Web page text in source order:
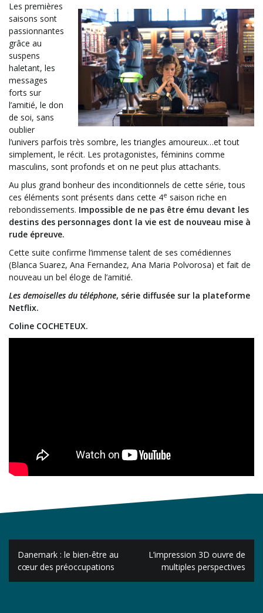
Les premières
saisons sont
passionnantes
grâce au
suspens
haletant, les
messages
forts sur
l’amitié, le don
de soi, sans
oublier
l’univers parfois très sombre, les triangles amoureux…et tout
simplement, le récit. Les protagonistes, féminins comme
masculins, sont profonds et on ne peut plus attachants.
Au plus grand bonheur des inconditionnels de cette série, tous
ces éléments sont présents dans cette 4e saison riche en
rebondissements. Impossible de ne pas être ému devant les
destins des personnages dont la vie est de nouveau mise à
rude épreuve.
Cette suite confirme l’immense talent de ses comédiennes
(Blanca Suarez, Ana Fernandez, Ana Maria Polvorosa) et fait de
nouveau un bel éloge de l’amitié.
Les demoiselles du téléphone, série diffusée sur la plateforme
Netflix.
Coline COCHETEUX.
Navigation
de
l’article
Danemark : le bien-être au
cœur des préoccupations
L’impression 3D ouvre de
multiples perspectives